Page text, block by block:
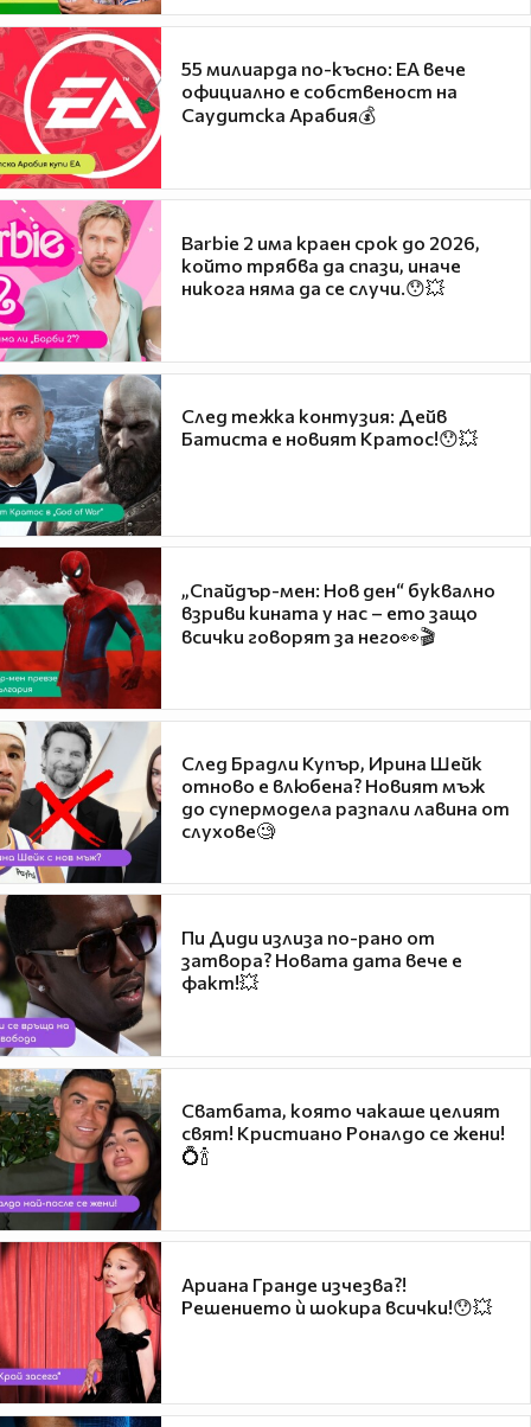
55 милиарда по-късно: EA вече
официално е собственост на
Саудитска Арабия💰
Barbie 2 има краен срок до 2026,
който трябва да спази, иначе
никога няма да се случи.😯💥
След тежка контузия: Дейв
Батиста е новият Кратос!😯💥
„Спайдър-мен: Нов ден“ буквално
взриви кината у нас – ето защо
всички говорят за него👀🎬
След Брадли Купър, Ирина Шейк
отново е влюбена? Новият мъж
до супермодела разпали лавина от
слухове🧐
Пи Диди излиза по-рано от
затвора? Новата дата вече е
факт!💥
Сватбата, която чакаше целият
свят! Кристиано Роналдо се жени!
💍🍾
Ариана Гранде изчезва?!
Решението ѝ шокира всички!😯💥